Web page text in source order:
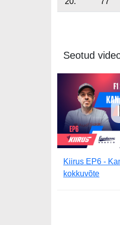
Seotud
Kiirus EP6 -
kokkuvõte